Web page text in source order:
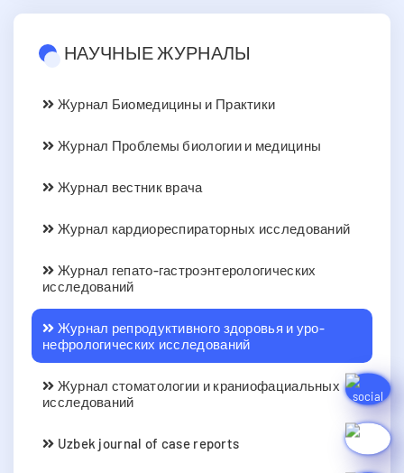
НАУЧНЫЕ ЖУРНАЛЫ
Журнал Биомедицины и Практики
Журнал Проблемы биологии и медицины
Журнал вестник врача
Журнал кардиореспираторных исследований
Журнал гепато-гастроэнтерологических
исследований
Журнал репродуктивного здоровья и уро-
нефрологических исследований
Журнал стоматологии и краниофациальных
исследований
Uzbek journal of case reports